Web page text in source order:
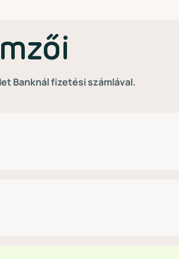
Banknál fizetési számlával.